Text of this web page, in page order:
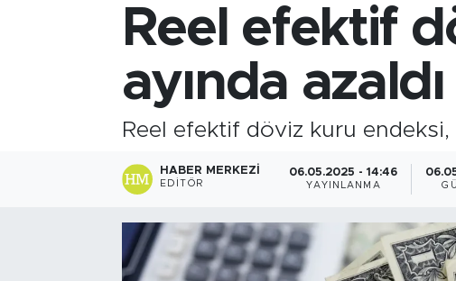
Reel efektif
ayında azaldı
Reel efektif döviz kuru endeksi,
HABER MERKEZI
EDITÖR
06.05.2025 - 14:46
YAYINLANMA
Süper Lig Puan Durumu ve Fikstür
Tüm Manşetler
Son Dakika Haberleri
Haber Arşivi